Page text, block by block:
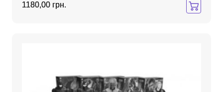
1180,00 грн.